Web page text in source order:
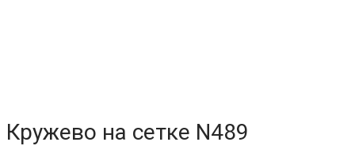
Кружево на сетке N489